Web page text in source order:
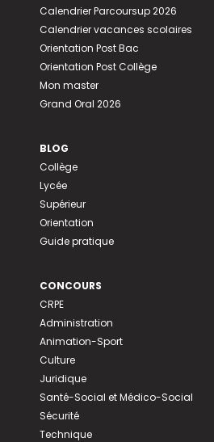
Calendrier Parcoursup 2026
Calendrier vacances scolaires
Orientation Post Bac
Orientation Post Collège
Mon master
Grand Oral 2026
BLOG
Collège
Lycée
Supérieur
Orientation
Guide pratique
CONCOURS
CRPE
Administration
Animation-Sport
Culture
Juridique
Santé-Social et Médico-Social
Sécurité
Technique